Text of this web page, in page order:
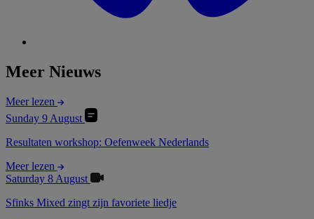
Meer Nieuws
Meer lezen
Sunday 9 August
Resultaten workshop: Oefenweek Nederlands
Meer lezen
Saturday 8 August
Sfinks Mixed zingt zijn favoriete liedje